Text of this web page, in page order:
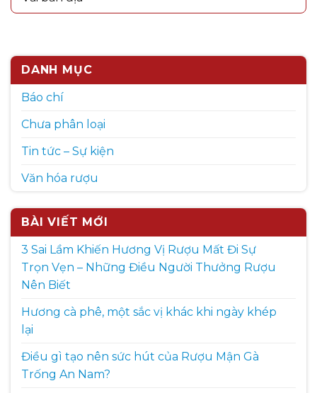
DANH MỤC
Báo chí
Chưa phân loại
Tin tức – Sự kiện
Văn hóa rượu
BÀI VIẾT MỚI
3 Sai Lầm Khiến Hương Vị Rượu Mất Đi Sự
Trọn Vẹn – Những Điều Người Thưởng Rượu
Nên Biết
Hương cà phê, một sắc vị khác khi ngày khép
lại
Điều gì tạo nên sức hút của Rượu Mận Gà
Trống An Nam?